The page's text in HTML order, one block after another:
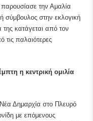
την Αμαλία
σύμβουλος στην εκλογική
κατάγεται από τον
τις παλαιότερες
η κεντρική ομιλία
Δημαρχία στο Πλευρό
με επόμενους